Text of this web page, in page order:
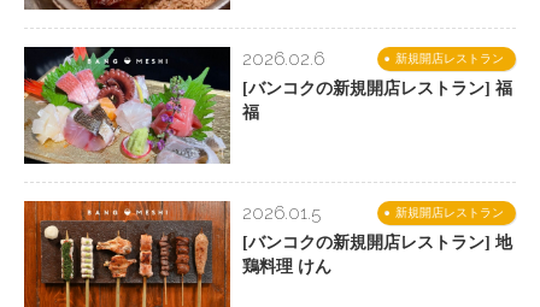
新規開店レストラン
2026.02.6
[バンコクの新規開店レストラン] 福
福
新規開店レストラン
2026.01.5
[バンコクの新規開店レストラン] 地
鶏料理 けん